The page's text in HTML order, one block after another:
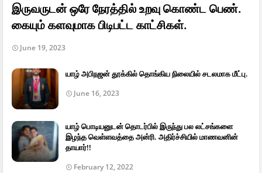
இருவருடன் ஒரே நேரத்தில் உறவு கொண்ட பெண்.
கையும் களவுமாக பிடிபட்ட காட்சிகள்.
June 19, 2023
யாழ் அபிநஜன் தூக்கில் தொங்கிய நிலையில் சடலமாக மீட்பு.
June 16, 2023
யாழ் பொடியனுடன் தொடர்பில் இருந்து பல லட்சங்களை
இழந்த வெள்ளவத்தை அன்ரி. அதிர்ச்சியில் மாணவனின்
தாயார்!!
February 12, 2022